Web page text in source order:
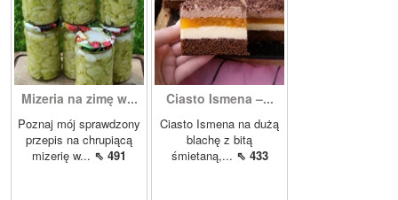
Mizeria na zimę w...
Poznaj mój sprawdzony
przepis na chrupiącą
mizerię w... ⇖ 491
Ciasto Ismena –...
Ciasto Ismena na dużą
blachę z bitą
śmietaną,... ⇖ 433